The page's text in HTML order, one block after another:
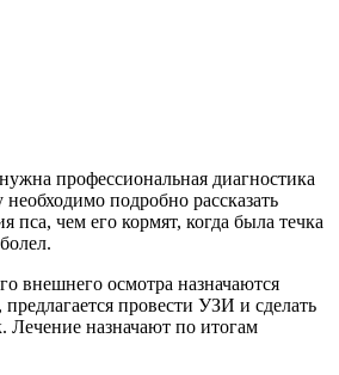
профессиональная диагностика
подробно рассказать
пса, чем его кормят, когда была течка
внешнего осмотра назначаются
провести УЗИ и сделать
Лечение назначают по итогам